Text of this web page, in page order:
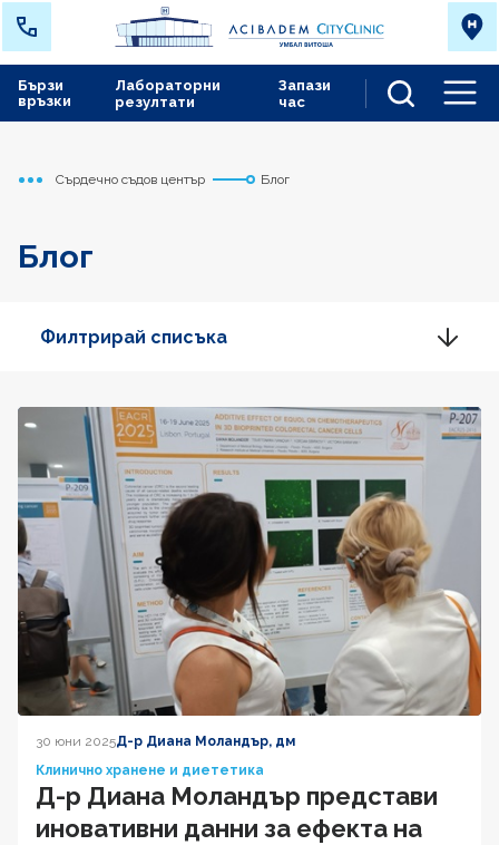
Лабораторни
резултати
Запази
час
Бързи
връзки
Начало
Сърдечно съдов център Блог
Блог
Филтрирай списъка
30 юни 2025Д-р Диана Моландър, дм
Клинично хранене и диететика
Д-р Диана Моландър представи
иновативни данни за ефекта на